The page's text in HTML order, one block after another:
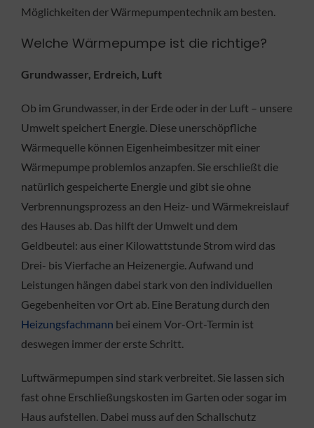
Möglichkeiten der Wärmepumpentechnik am besten.
Welche Wärmepumpe ist die richtige?
Grundwasser, Erdreich, Luft
Ob im Grundwasser, in der Erde oder in der Luft – unsere
Umwelt speichert Energie. Diese unerschöpfliche
Wärmequelle können Eigenheimbesitzer mit einer
Wärmepumpe problemlos anzapfen. Sie erschließt die
natürlich gespeicherte Energie und gibt sie ohne
Verbrennungsprozess an den Heiz- und Wärmekreislauf
des Hauses ab. Das hilft der Umwelt und dem
Geldbeutel: aus einer Kilowattstunde Strom wird das
Drei- bis Vierfache an Heizenergie. Aufwand und
Leistungen hängen dabei stark von den individuellen
Gegebenheiten vor Ort ab. Eine Beratung durch den
Heizungsfachmann bei einem Vor-Ort-Termin ist
deswegen immer der erste Schritt.
Luftwärmepumpen sind stark verbreitet. Sie lassen sich
fast ohne Erschließungskosten im Garten oder sogar im
Haus aufstellen. Dabei muss auf den Schallschutz